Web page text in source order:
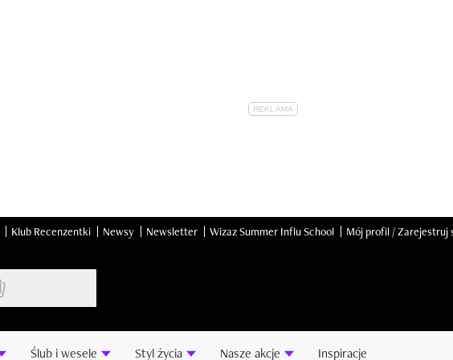
Klub Recenzentki Newsy Newsletter Wizaz Summer Influ School Mój profil / Zarejestruj
Ślub i wesele Styl życia Nasze akcje Inspiracje